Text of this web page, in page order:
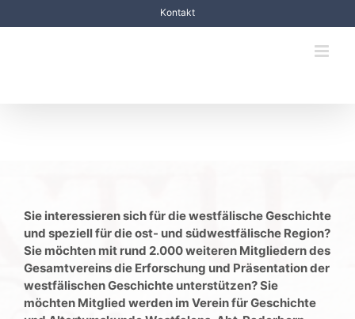
Inhalt
Kontakt
Sie interessieren sich für die westfälische Geschichte
und speziell für die ost- und südwestfälische Region?
Sie möchten mit rund 2.000 weiteren Mitgliedern des
Gesamtvereins die Erforschung und Präsentation der
westfälischen Geschichte unterstützen? Sie
möchten Mitglied werden im Verein für Geschichte